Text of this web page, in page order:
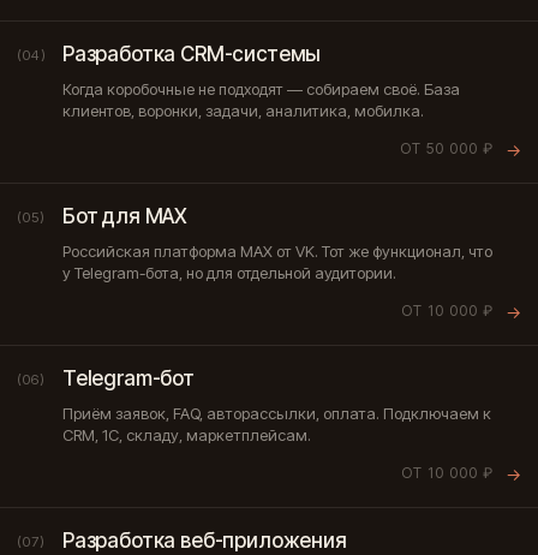
(04) Разработка CRM-системы
Когда коробочные не подходят — собираем своё. База
клиентов, воронки, задачи, аналитика, мобилка.
ОТ 50 000 ₽ →
(05) Бот для MAX
Российская платформа MAX от VK. Тот же функционал, что
у Telegram-бота, но для отдельной аудитории.
ОТ 10 000 ₽ →
(06) Telegram-бот
Приём заявок, FAQ, авторассылки, оплата. Подключаем к
CRM, 1С, складу, маркетплейсам.
ОТ 10 000 ₽ →
(07) Разработка веб-приложения